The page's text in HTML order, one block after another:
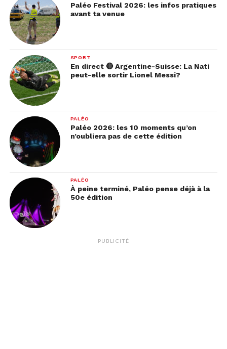
Paléo Festival 2026: les infos pratiques
avant ta venue
SPORT
En direct 🔴 Argentine-Suisse: La Nati
peut-elle sortir Lionel Messi?
PALÉO
Paléo 2026: les 10 moments qu’on
n’oubliera pas de cette édition
PALÉO
À peine terminé, Paléo pense déjà à la
50e édition
PUBLICITÉ